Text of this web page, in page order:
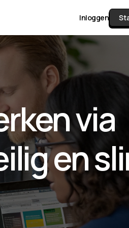
Matrix
alle pakketten en
documenten verzamelen en
tot controleren, boeken, bank
& klant dashboard.
Inloggen
via
en